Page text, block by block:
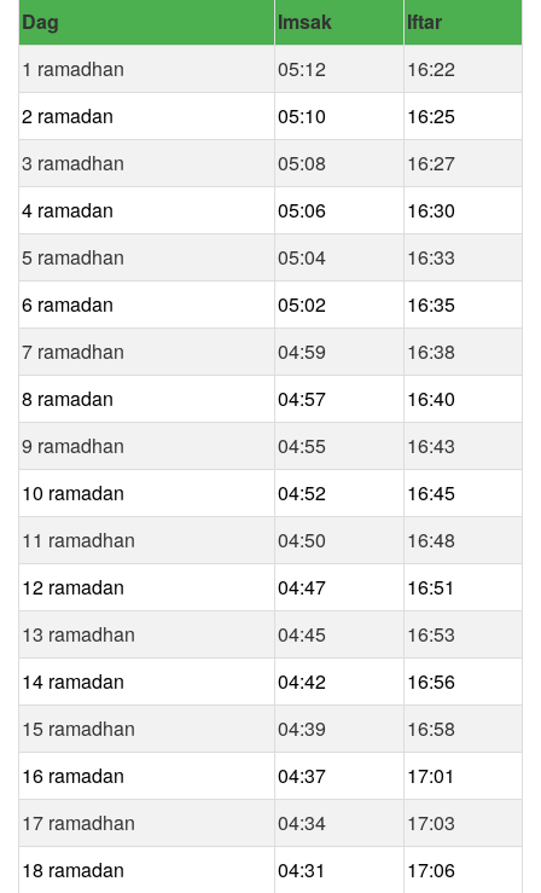
Dag
Imsak
Iftar
1 ramadhan
05:12
16:22
2 ramadan
05:10
16:25
3 ramadhan
05:08
16:27
4 ramadan
05:06
16:30
5 ramadhan
05:04
16:33
6 ramadan
05:02
16:35
7 ramadhan
04:59
16:38
8 ramadan
04:57
16:40
9 ramadhan
04:55
16:43
10 ramadan
04:52
16:45
11 ramadhan
04:50
16:48
12 ramadan
04:47
16:51
13 ramadhan
04:45
16:53
14 ramadan
04:42
16:56
15 ramadhan
04:39
16:58
16 ramadan
04:37
17:01
17 ramadhan
04:34
17:03
18 ramadan
04:31
17:06